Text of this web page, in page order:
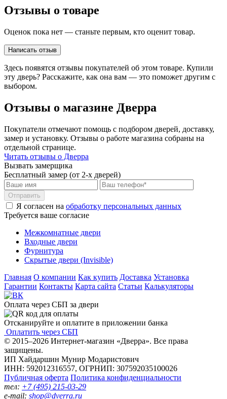
Отзывы о товаре
Оценок пока нет — станьте первым, кто оценит товар.
Написать отзыв
Здесь появятся отзывы покупателей об этом товаре. Купили
эту дверь? Расскажите, как она вам — это поможет другим с
выбором.
Отзывы о магазине Дверра
Покупатели отмечают помощь с подбором дверей, доставку,
замер и установку. Отзывы о работе магазина собраны на
отдельной странице.
Читать отзывы о Дверра
Вызвать замерщика
Бесплатный замер (от 2-х дверей)
Отправить
Я согласен на обработку персональных данных
Требуется ваше согласие
Межкомнатные двери
Входные двери
Фурнитура
Скрытые двери (Invisible)
Главная О компании Как купить Доставка Установка
Гарантии Контакты Карта сайта Статьи Калькуляторы
Оплата через СБП за двери
Отсканируйте и оплатите в приложении банка
Оплатить через СБП
© 2015–2026 Интернет-магазин «Дверра». Все права
защищены.
ИП Хайдаршин Мунир Модаристович
ИНН: 592012316557, ОГРНИП: 307592035100026
Публичная оферта Политика конфиденциальности
тел: +7 (495) 215-03-29
e-mail: shop@dverra.ru